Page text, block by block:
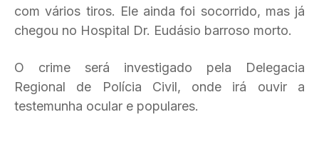
com vários tiros. Ele ainda foi socorrido, mas já
chegou no Hospital Dr. Eudásio barroso morto.
O crime será investigado pela Delegacia
Regional de Polícia Civil, onde irá ouvir a
testemunha ocular e populares.